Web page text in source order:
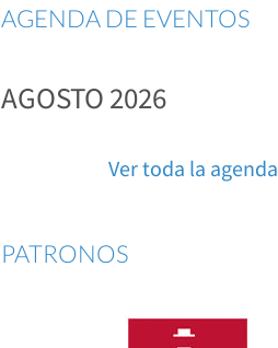
AGENDA DE EVENTOS
AGOSTO 2026
Ver toda la agenda
PATRONOS